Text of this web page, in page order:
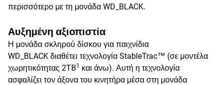
περισσότερο με τη μονάδα WD_BLACK.
Αυξημένη αξιοπιστία
Η μονάδα σκληρού δίσκου για παιχνίδια
WD_BLACK διαθέτει τεχνολογία StableTrac™ (σε μοντέλα
χωρητικότητας 2TB1
και άνω). Αυτή η τεχνολογία
ασφαλίζει τον άξονα του κινητήρα μέσα στη μονάδα